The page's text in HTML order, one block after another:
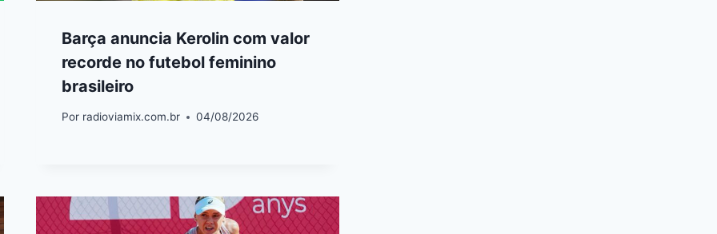
Barça anuncia Kerolin com valor
recorde no futebol feminino
brasileiro
Por radioviamix.com.br 04/08/2026